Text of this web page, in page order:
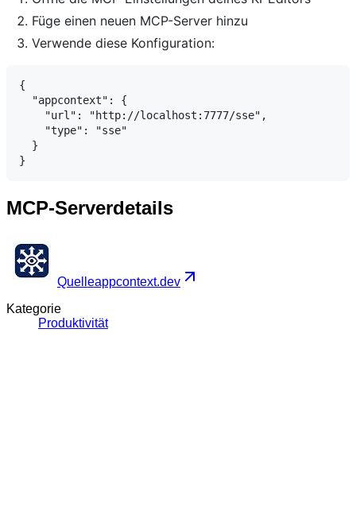
Füge einen neuen MCP-Server hinzu
Verwende diese Konfiguration:
{
  "appcontext": {
    "url": "http://localhost:7777/sse",
    "type": "sse"
  }
MCP-Serverdetails
Quelleappcontext.dev
Kategorie
Produktivität